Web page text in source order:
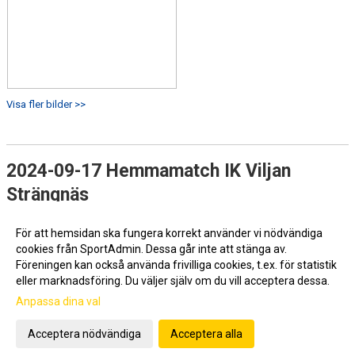
Visa fler bilder >>
2024-09-17 Hemmamatch IK Viljan
Strängnäs
För att hemsidan ska fungera korrekt använder vi nödvändiga
cookies från SportAdmin. Dessa går inte att stänga av.
Föreningen kan också använda frivilliga cookies, t.ex. för statistik
eller marknadsföring. Du väljer själv om du vill acceptera dessa.
Anpassa dina val
Acceptera nödvändiga Acceptera alla